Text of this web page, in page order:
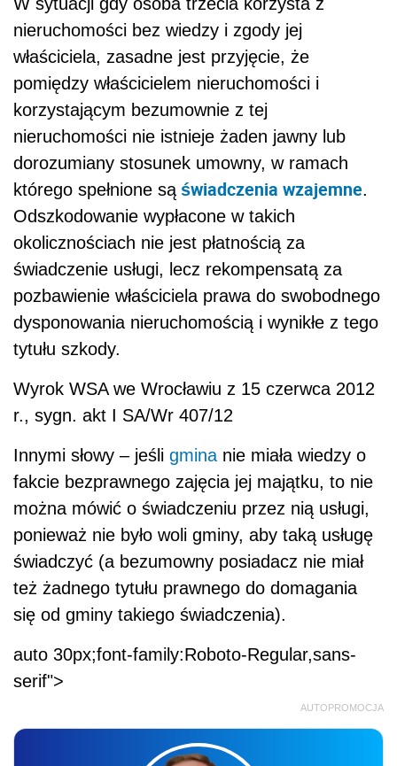
W sytuacji gdy osoba trzecia korzysta z
nieruchomości bez wiedzy i zgody jej
właściciela, zasadne jest przyjęcie, że
pomiędzy właścicielem nieruchomości i
korzystającym bezumownie z tej
nieruchomości nie istnieje żaden jawny lub
dorozumiany stosunek umowny, w ramach
którego spełnione sąświadczenia wzajemne.
Odszkodowanie wypłacone w takich
okolicznościach nie jest płatnością za
świadczenie usługi, lecz rekompensatą za
pozbawienie właściciela prawa do swobodnego
dysponowania nieruchomością i wynikłe z tego
tytułu szkody.
Wyrok WSA we Wrocławiu z 15 czerwca 2012
r., sygn. akt I SA/Wr 407/12
Innymi słowy – jeśli gminanie miała wiedzy o
fakcie bezprawnego zajęcia jej majątku, to nie
można mówić o świadczeniu przez nią usługi,
ponieważ nie było woli gminy, aby taką usługę
świadczyć (a bezumowny posiadacz nie miał
też żadnego tytułu prawnego do domagania
się od gminy takiego świadczenia).
auto 30px;font-family:Roboto-Regular,sans-
serif">
AUTOPROMOCJA